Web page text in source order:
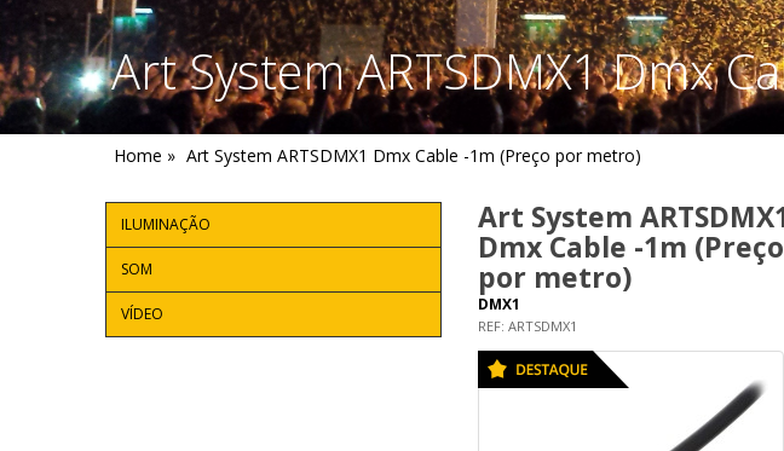
Art System ARTSDMX1 Dmx
Home » Art System ARTSDMX1 Dmx Cable -1m (Preço por metro)
ILUMINAÇÃO
SOM
VÍDEO
Art System
Dmx Cable -1m (Preço
por metro)
DMX1
REF: ARTSDMX1